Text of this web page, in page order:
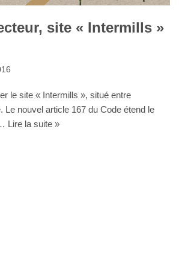
site « Intermills »
le site « Intermills », situé entre
Le nouvel article 167 du Code étend le
Lire la suite »